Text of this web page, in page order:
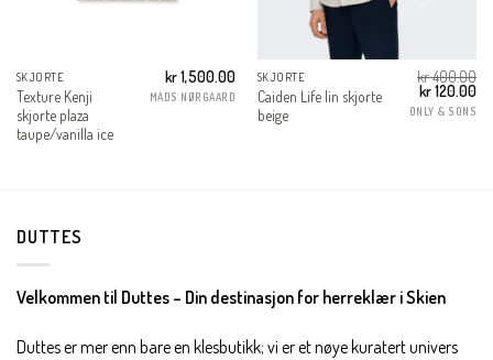
SKJORTE
Texture Kenji
skjorte plaza
taupe/vanilla ice
kr1,500.00
MADS NØRGAARD
SKJORTE
Caiden Life lin skjorte
beige
kr400.00
Opprinnelig
pris
var:
kr120.00
ONLY & SONS
DUTTES
Velkommen til Duttes – Din destinasjon for herreklær i Skien
Duttes er mer enn bare en klesbutikk; vi er et nøye kuratert univers